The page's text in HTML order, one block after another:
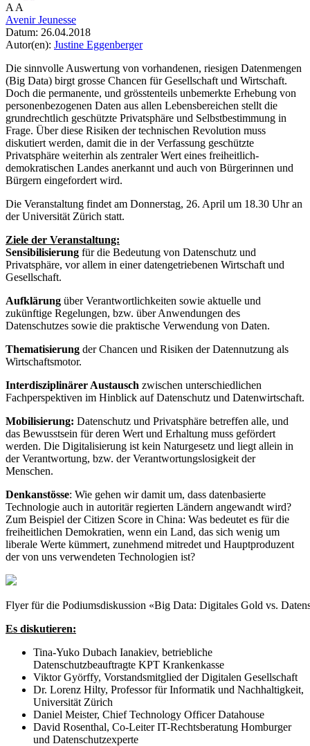
A A
Avenir Jeunesse
Datum: 26.04.2018
Autor(en): Justine Eggenberger
Die sinnvolle Auswertung von vorhandenen, riesigen Datenmengen
(Big Data) birgt grosse Chancen für Gesellschaft und Wirtschaft.
Doch die permanente, und grösstenteils unbemerkte Erhebung von
personenbezogenen Daten aus allen Lebensbereichen stellt die
grundrechtlich geschützte Privatsphäre und Selbstbestimmung in
Frage. Über diese Risiken der technischen Revolution muss
diskutiert werden, damit die in der Verfassung geschützte
Privatsphäre weiterhin als zentraler Wert eines freiheitlich-
demokratischen Landes anerkannt und auch von Bürgerinnen und
Bürgern eingefordert wird.
Die Veranstaltung findet am Donnerstag, 26. April um 18.30 Uhr an
der Universität Zürich statt.
Ziele der Veranstaltung:
Sensibilisierung für die Bedeutung von Datenschutz und
Privatsphäre, vor allem in einer datengetriebenen Wirtschaft und
Gesellschaft.
Aufklärung über Verantwortlichkeiten sowie aktuelle und
zukünftige Regelungen, bzw. über Anwendungen des
Datenschutzes sowie die praktische Verwendung von Daten.
Thematisierung der Chancen und Risiken der Datennutzung als
Wirtschaftsmotor.
Interdisziplinärer Austausch zwischen unterschiedlichen
Fachperspektiven im Hinblick auf Datenschutz und Datenwirtschaft.
Mobilisierung: Datenschutz und Privatsphäre betreffen alle, und
das Bewusstsein für deren Wert und Erhaltung muss gefördert
werden. Die Digitalisierung ist kein Naturgesetz und liegt allein in
der Verantwortung, bzw. der Verantwortungslosigkeit der
Menschen.
Denkanstösse: Wie gehen wir damit um, dass datenbasierte
Technologie auch in autoritär regierten Ländern angewandt wird?
Zum Beispiel der Citizen Score in China: Was bedeutet es für die
freiheitlichen Demokratien, wenn ein Land, das sich wenig um
liberale Werte kümmert, zunehmend mitredet und Hauptproduzent
der von uns verwendeten Technologien ist?
Flyer für die Podiumsdiskussion «Big Data: Digitales Gold vs.
Es diskutieren:
Tina-Yuko Dubach Ianakiev, betriebliche
Datenschutzbeauftragte KPT Krankenkasse
Viktor Györffy, Vorstandsmitglied der Digitalen Gesellschaft
Dr. Lorenz Hilty, Professor für Informatik und Nachhaltigkeit,
Universität Zürich
Daniel Meister, Chief Technology Officer Datahouse
David Rosenthal, Co-Leiter IT-Rechtsberatung Homburger
und Datenschutzexperte